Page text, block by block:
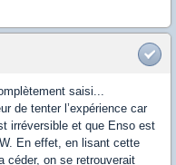
saisi...
de tenter l’expérience car
irréversible et que Enso est
En effet, en lisant cette
céder, on se retrouverait